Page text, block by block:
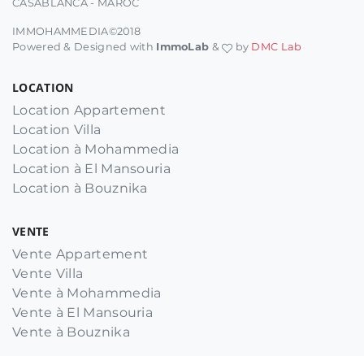
CASABLANCA - MAROC
IMMOHAMMEDIA©2018
Powered & Designed with ImmoLab & by DMC Lab
LOCATION
Location Appartement
Location Villa
Location à Mohammedia
Location à El Mansouria
Location à Bouznika
VENTE
Vente Appartement
Vente Villa
Vente à Mohammedia
Vente à El Mansouria
Vente à Bouznika